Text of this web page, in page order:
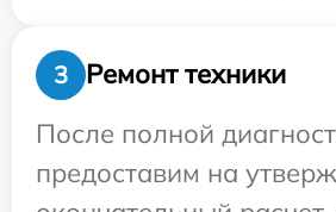
3
Ремонт техники
После полной
предоставим на